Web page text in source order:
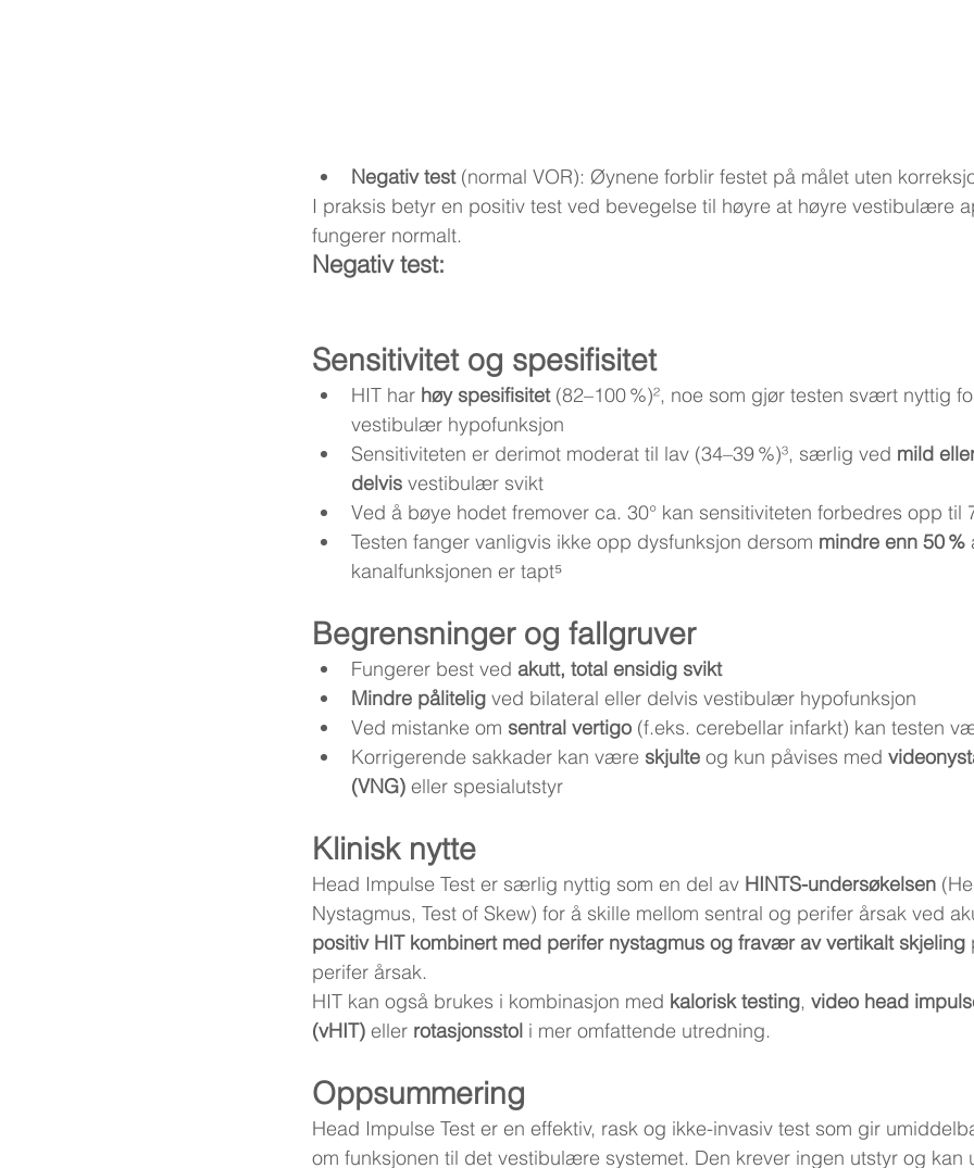
Negativ test (normal VOR): Øynene forblir festet på målet uten
I praksis betyr en positiv test ved bevegelse til høyre at høyre vestibulære
fungerer normalt.
Negativ test:
Sensitivitet og spesifisitet
HIT har høy spesifisitet (82–100 %)², noe som gjør testen svært nyttig
vestibulær hypofunksjon
Sensitiviteten er derimot moderat til lav (34–39 %)³, særlig ved mild
delvis vestibulær svikt
Ved å bøye hodet fremover ca. 30° kan sensitiviteten forbedres opp til
Testen fanger vanligvis ikke opp dysfunksjon dersom mindre enn 50 %
kanalfunksjonen er tapt⁵
Begrensninger og fallgruver
Fungerer best ved akutt, total ensidig svikt
Mindre pålitelig ved bilateral eller delvis vestibulær hypofunksjon
Ved mistanke om sentral vertigo (f.eks. cerebellar infarkt) kan testen
Korrigerende sakkader kan være skjulte og kun påvises med
(VNG) eller spesialutstyr
Klinisk nytte
Head Impulse Test er særlig nyttig som en del av HINTS-undersøkelsen
Nystagmus, Test of Skew) for å skille mellom sentral og perifer årsak ved
positiv HIT kombinert med perifer nystagmus og fravær av vertikalt skjeling
perifer årsak.
HIT kan også brukes i kombinasjon med kalorisk testing, video head
(vHIT) eller rotasjonsstol i mer omfattende utredning.
Oppsummering
Head Impulse Test er en effektiv, rask og ikke-invasiv test som gir
om funksjonen til det vestibulære systemet. Den krever ingen utstyr og kan